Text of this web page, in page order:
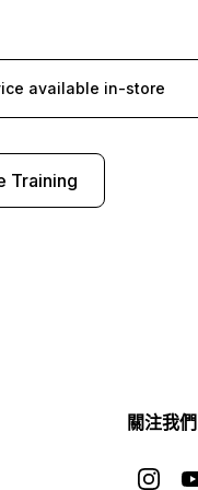
available in-store
Training
關注我們